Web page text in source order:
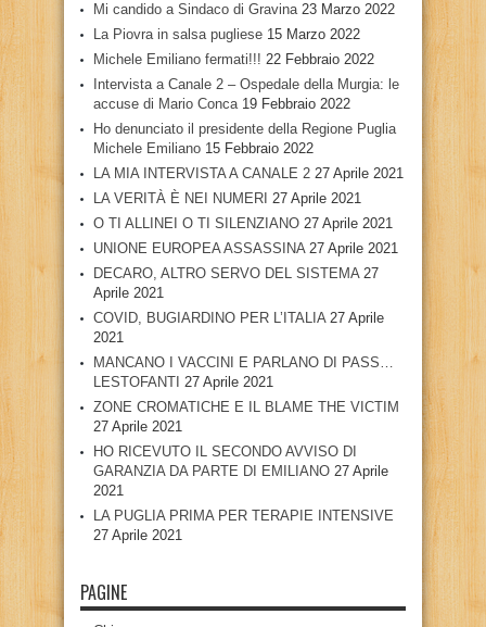
Mi candido a Sindaco di Gravina 23 Marzo 2022
La Piovra in salsa pugliese 15 Marzo 2022
Michele Emiliano fermati!!! 22 Febbraio 2022
Intervista a Canale 2 – Ospedale della Murgia: le
accuse di Mario Conca 19 Febbraio 2022
Ho denunciato il presidente della Regione Puglia
Michele Emiliano 15 Febbraio 2022
LA MIA INTERVISTA A CANALE 2 27 Aprile 2021
LA VERITÀ È NEI NUMERI 27 Aprile 2021
O TI ALLINEI O TI SILENZIANO 27 Aprile 2021
UNIONE EUROPEA ASSASSINA 27 Aprile 2021
DECARO, ALTRO SERVO DEL SISTEMA 27
Aprile 2021
COVID, BUGIARDINO PER L’ITALIA 27 Aprile
2021
MANCANO I VACCINI E PARLANO DI PASS…
LESTOFANTI 27 Aprile 2021
ZONE CROMATICHE E IL BLAME THE VICTIM
27 Aprile 2021
HO RICEVUTO IL SECONDO AVVISO DI
GARANZIA DA PARTE DI EMILIANO 27 Aprile
2021
LA PUGLIA PRIMA PER TERAPIE INTENSIVE
27 Aprile 2021
PAGINE